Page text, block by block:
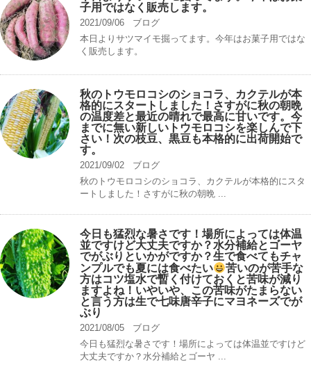
子用ではなく販売します。
2021/09/06
ブログ
本日よりサツマイモ掘ってます。今年はお菓子用ではな
く販売します。
秋のトウモロコシのショコラ、カクテルが本
格的にスタートしました！さすがに秋の朝晩
の温度差と最近の晴れで最高に甘いです。今
までに無い新しいトウモロコシを楽しんで下
さい！次の枝豆、黒豆も本格的に出荷開始で
す。
2021/09/02
ブログ
秋のトウモロコシのショコラ、カクテルが本格的にスタ
ートしました！さすがに秋の朝晩 ...
今日も猛烈な暑さです！場所によっては体温
並ですけど大丈夫ですか？水分補給とゴーヤ
でがぶりといかがですか？生で食べてもチャ
ンプルでも夏には食べたい
苦いのが苦手な
方はコツ塩水で暫く付けておくと苦味が減り
ますよね！いやいや、この苦味がたまらない
と言う方は生で七味唐辛子にマヨネーズでが
ぶり
2021/08/05
ブログ
今日も猛烈な暑さです！場所によっては体温並ですけど
大丈夫ですか？水分補給とゴーヤ ...